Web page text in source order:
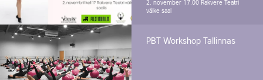
2. november 17.00 Rakvere Teatri
väike saal
PBT Workshop Tallinnas